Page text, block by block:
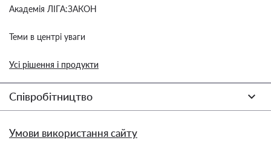
Академія ЛІГА:ЗАКОН
Теми в центрі уваги
Усі рішення і продукти
Співробітництво
Умови використання сайту